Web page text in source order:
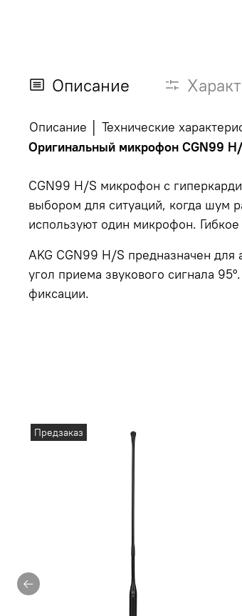
Описание
Описание
Технические
Оригинальный микрофон CGN99 H/
CGN99 H/S микрофон с
выбором для ситуаций, когда шум
используют один микрофон.
AKG CGN99 H/S предназначен
угол приема звукового сигнала
фиксации.
Предзаказ